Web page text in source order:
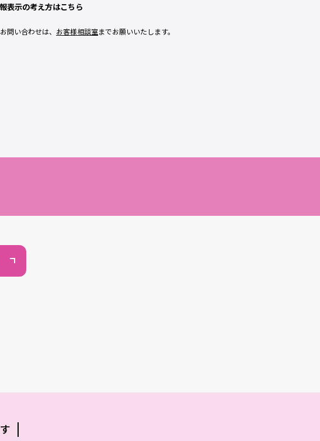
表示の考え方はこちら
問い合わせは、 お客様相談室までお願いいたします。